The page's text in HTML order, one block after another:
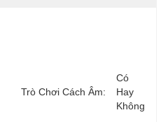
Trò Chơi Cách Âm:
Có
Hay
Không